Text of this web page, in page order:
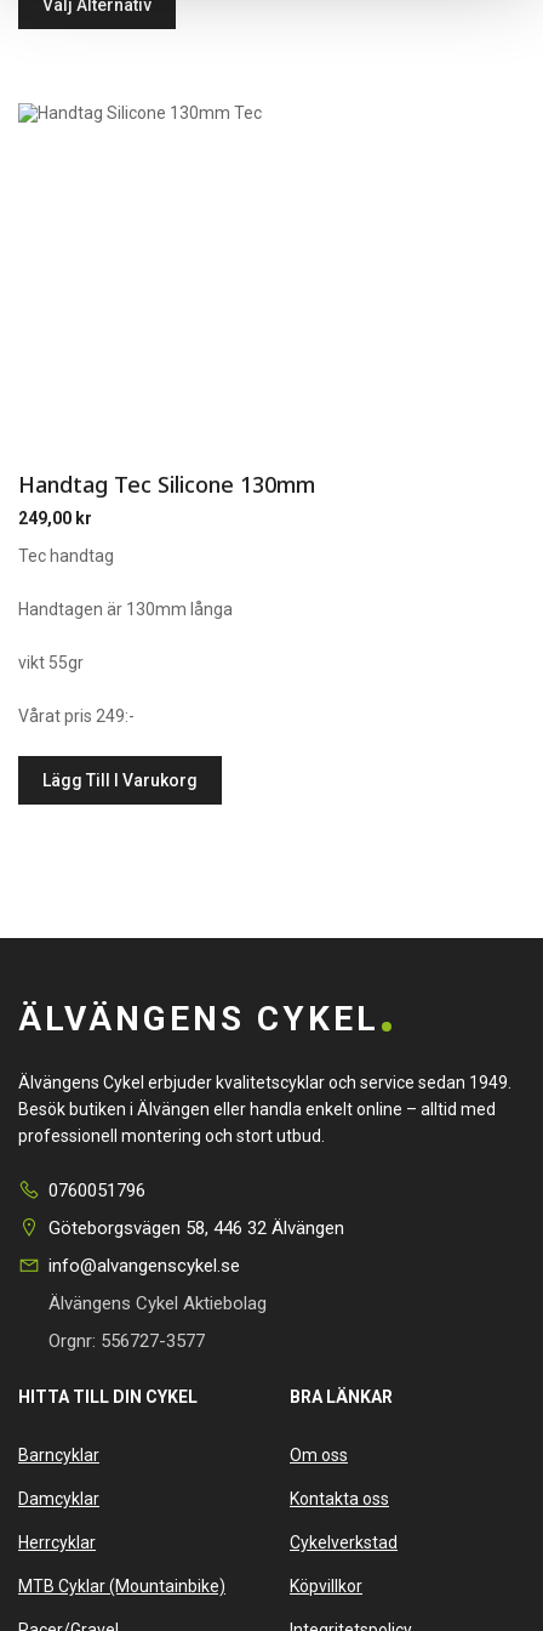
Välj Alternativ
Handtag Tec Silicone 130mm
249,00 kr
Tec handtag
Handtagen är 130mm långa
vikt 55gr
Vårat pris 249:-
Lägg Till I Varukorg
ÄLVÄNGENS CYKEL
Älvängens Cykel erbjuder kvalitetscyklar och service sedan 1949.
Besök butiken i Älvängen eller handla enkelt online – alltid med
professionell montering och stort utbud.
0760051796
Göteborgsvägen 58, 446 32 Älvängen
info@alvangenscykel.se
Älvängens Cykel Aktiebolag
Orgnr: 556727-3577
HITTA TILL DIN CYKEL
Barncyklar
Damcyklar
Herrcyklar
MTB Cyklar (Mountainbike)
BRA LÄNKAR
Om oss
Kontakta oss
Cykelverkstad
Köpvillkor